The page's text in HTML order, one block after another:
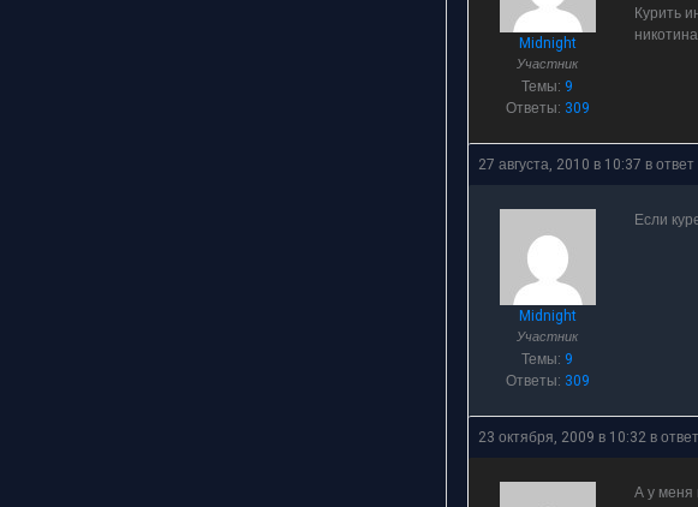
Midnight
Участник
Темы: 9
Ответы: 309
Курить
27 августа, 2010 в 10:37 в
Midnight
Участник
Темы: 9
Ответы: 309
Если
23 октября, 2009 в 10:32 в
А у меня